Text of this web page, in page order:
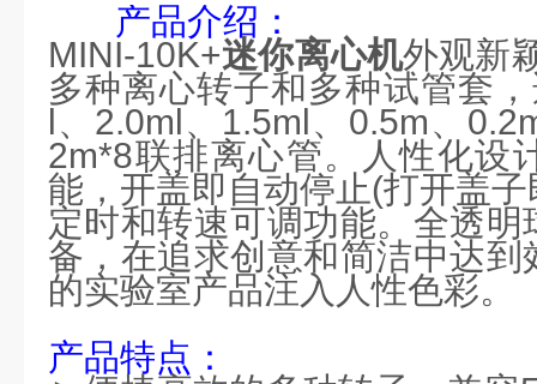
产品介绍：
MINI-10K+迷你离心机外观新
多种离心转子和多种试管套
l、2.0ml、1.5ml、0.5m、
2m*8联排离心管。人性化设
能，开盖即自动停止(打开盖
定时和转速可调功能。全透
备，在追求创意和简洁中达
的实验室产品注入人性色彩。
产品特点：